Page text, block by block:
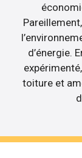
d’énergie.
toiture et